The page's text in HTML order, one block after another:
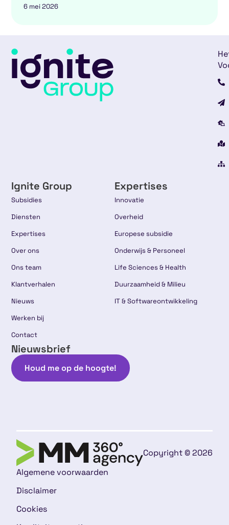
6 mei 2026
Ignite Group
Subsidies
Diensten
Expertises
Over ons
Ons team
Klantverhalen
Nieuws
Werken bij
Contact
Expertises
Innovatie
Overheid
Europese subsidie
Onderwijs & Personeel
Life Sciences & Health
Duurzaamheid & Milieu
IT & Softwareontwikkeling
Nieuwsbrief
Houd me op de hoogte!
Copyright © 2026
Algemene voorwaarden
Disclaimer
Cookies